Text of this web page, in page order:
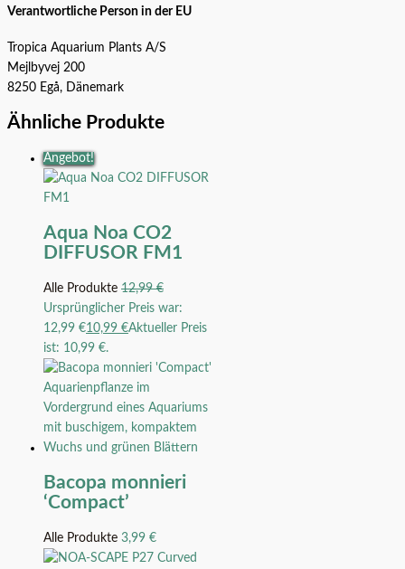
Verantwortliche Person in der EU
Tropica Aquarium Plants A/S
Mejlbyvej 200
8250 Egå, Dänemark
Ähnliche Produkte
Angebot!
Aqua Noa CO2
DIFFUSOR FM1
Alle Produkte 12,99€
Ursprünglicher Preis war:
12,99 €10,99 €Aktueller Preis
ist: 10,99 €.
Bacopa monnieri
‘Compact’
Alle Produkte 3,99 €